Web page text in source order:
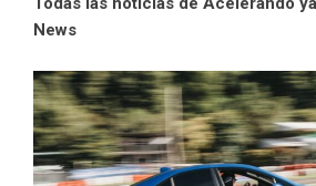
News